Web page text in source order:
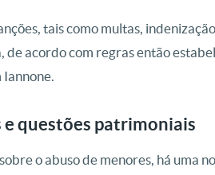
tais como multas,
de acordo com regras então
Iannone.
e questões patrimoniais
o abuso de menores, há uma